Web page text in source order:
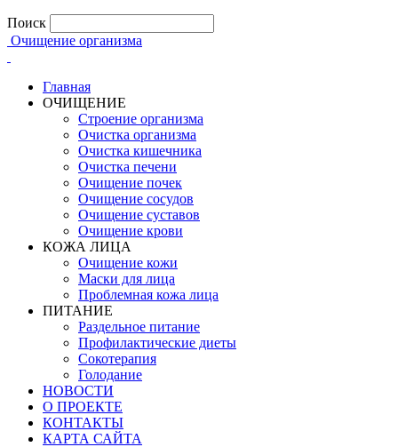
Поиск
Очищение организма
Главная
ОЧИЩЕНИЕ
Строение организма
Очистка организма
Очистка кишечника
Очистка печени
Очищение почек
Очищение сосудов
Очищение суставов
Очищение крови
КОЖА ЛИЦА
Очищение кожи
Маски для лица
Проблемная кожа лица
ПИТАНИЕ
Раздельное питание
Профилактические диеты
Сокотерапия
Голодание
НОВОСТИ
О ПРОЕКТЕ
КОНТАКТЫ
КАРТА САЙТА